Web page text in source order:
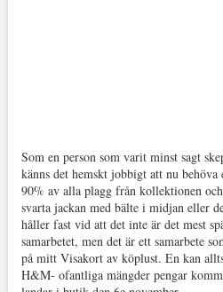
Som en person som varit minst sagt
känns det hemskt jobbigt att nu
90% av alla plagg från kollektionen
svarta jackan med bälte i midjan eller
håller fast vid att det inte är det mest
samarbetet, men det är ett samarbete
på mitt Visakort av köplust. En kan
H&M- ofantliga mängder pengar